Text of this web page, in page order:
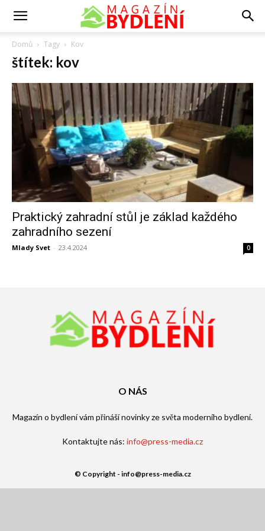
Domů Tagy Kov
štítek: kov
Praktický zahradní stůl je základ každého
zahradního sezení
Mlady Svet - 23.4.2024 0
O NÁS
Magazín o bydlení vám přináší novinky ze světa moderního bydlení.
Kontaktujte nás: info@press-media.cz
© Copyright - info@press-media.cz